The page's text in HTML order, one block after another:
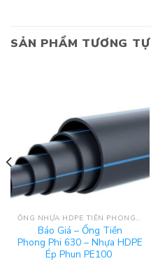
SẢN PHẨM TƯƠNG TỰ
ỐNG NHỰA HDPE TIỀN PHONG - PE100
Báo Giá – Ống Tiền
Phong Phi 630 – Nhựa HDPE
Ép Phun PE100